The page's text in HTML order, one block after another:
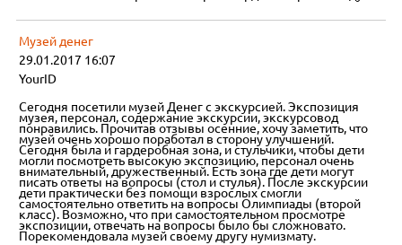
Музей денег
29.01.2017 16:07
YourID
Сегодня посетили музей Денег с экскурсией. Экспозиция
музея, персонал, содержание экскурсии, экскурсовод
понравились. Прочитав отзывы осенние, хочу заметить, что
музей очень хорошо поработал в сторону улучшений.
Сегодня была и гардеробная зона, и стульчики, чтобы дети
могли посмотреть высокую экспозицию, персонал очень
внимательный, дружественный. Есть зона где дети могут
писать ответы на вопросы (стол и стулья). После экскурсии
дети практически без помощи взрослых смогли
самостоятельно ответить на вопросы Олимпиады (второй
класс). Возможно, что при самостоятельном просмотре
экспозиции, отвечать на вопросы было бы сложновато.
Порекомендовала музей своему другу нумизмату.